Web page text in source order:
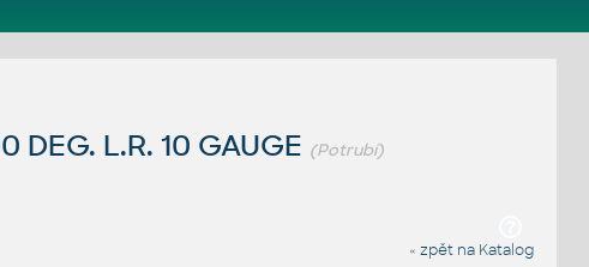
L.R. 10 GAUGE (Potrubí)
« zpět na Katalog